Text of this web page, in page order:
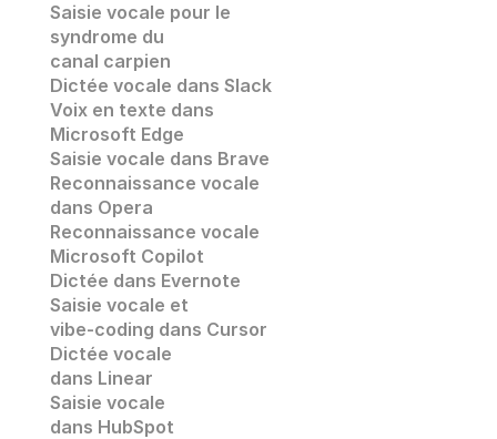
Saisie vocale pour le
syndrome du
canal carpien
Dictée vocale dans Slack
Voix en texte dans
Microsoft Edge
Saisie vocale dans Brave
Reconnaissance vocale
dans Opera
Reconnaissance vocale
Microsoft Copilot
Dictée dans Evernote
Saisie vocale et
vibe-coding dans Cursor
Dictée vocale
dans Linear
Saisie vocale
dans HubSpot